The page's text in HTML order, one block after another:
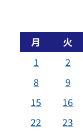
月
火
1
2
8
9
15
16
22
23